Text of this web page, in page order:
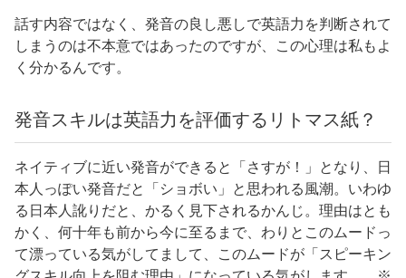
話す内容ではなく、発音の良し悪しで英語力を判断されて
しまうのは不本意ではあったのですが、この心理は私もよ
く分かるんです。
発音スキルは英語力を評価するリトマス紙？
ネイティブに近い発音ができると「さすが！」となり、日
本人っぽい発音だと「ショボい」と思われる風潮。いわゆ
る日本人訛りだと、かるく見下されるかんじ。理由はとも
かく、何十年も前から今に至るまで、わりとこのムードっ
て漂っている気がしてまして、このムードが「スピーキン